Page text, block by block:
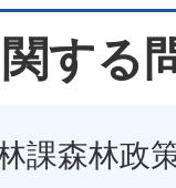
する
課森林政